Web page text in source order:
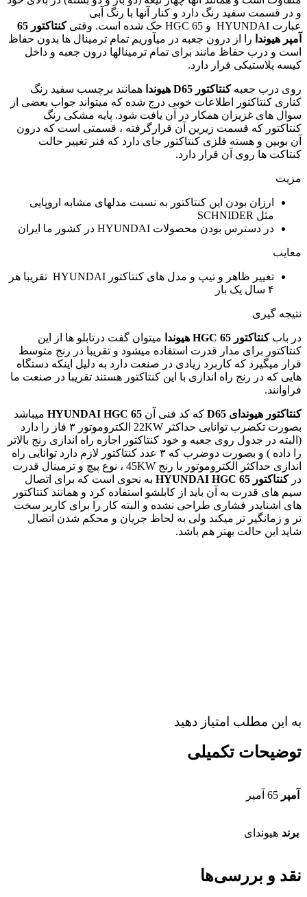
و در قسمت سفید رنگ دارد و کنار آنها با رنگ آبی
عبارت HYUNDAI و HGC 65 حک شده است. وقتی
کنتاکتور 65
آمپر هیوندا را از درون جعبه در میآوریم تمام ترمینال ها بدون حفاظ
است و درب حفاظ مانند برای تمام ترمینالها درون جعبه و داخل
کیسه پلاستیکی قرار دارد.
روی درب جعبهکنتاکتور D65 هیوندا همانند برچسب سفید رنگ
کناری کنتاکتور اطلاعات خوبی درج شده که میتواند جواب بعضی از
سوال های غزیزان همکار در آن یافت شود. پایه مشکی رنگ
کنتاکتور که قسمت زیرین آن قرارگرفته ، قسمتی است که درون
آن بوبین و هسته فلزی کنتاکتور جای دارد که فنر تغییر حالت
کنتاکت ها روی آن قرار دارد.
مزیت
ارزان بودن این کنتاکتور به نسبت مدلهای مشابه اروپایی
مثل SCHNIDER
در دسترس بودن محصولات HYUNDAI در کشور ما ایران
معایب
تغییر ظاهر و تیپ و مدل های کنتاکتور HYUNDAI تقریبا هر
۴ سال یک بار
نتیجه گیری
در بابکنتاکتور HGC 65 هیوندا میتوان گفت درتابلو ها از این
کنتاکتور برای مدار قدرت استفاده میشود و تقریبا در رنج متوسط
قرار میگیرد که کاربرد زیادی در صنعت دارد به دلیل اینکه دستگاه
هایی که در رنج راه اندازی با این کنتاکتور هستند تقریبا در صنعت ما
فراوانند.
کنتاکتور هیوندای D65 که کد فنی آن HYUNDAI HGC 65 میباشد
بصورت تکضرب توانایی حداکثر 22KW
الکتروموتور ۳ فاز را دارد
(البته در جدول روی جعبه و خود کنتاکتور اجازه راه اندازی رنج بالاتر
را داده ) و بصورت دوضرب که ۳ عدد کنتاکتور لازم دارد توانایی راه
اندازی حداکثر الکتروموتور با رنج 45KW ، نوع پیچ و ترمینال قدرت
درکنتاکتور HGC 65
HYUNDAI به نحوی است که برای اتصال
سیم های قدرت به آن باید از کابلشو استفاده کرد و همانند کنتاکتور
های اشنایدر فشاری طراحی نشده و البته کار را برای کاربر سخت
تر و زمانگیر تر میکند ولی به لحاظ جریان و محکم شدن اتصال
شاید این حالت بهتر هم باشد.
به این مطلب امتیاز دهید
توضیحات تکمیلی
آمپر 65 آمپر
برند هیوندای
نقد و بررسی‌ها